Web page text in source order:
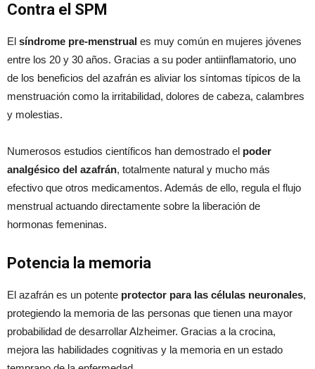
Contra el SPM
El síndrome pre-menstrual es muy común en mujeres jóvenes
entre los 20 y 30 años. Gracias a su poder antiinflamatorio, uno
de los beneficios del azafrán es aliviar los síntomas típicos de la
menstruación como la irritabilidad, dolores de cabeza, calambres
y molestias.
Numerosos estudios científicos han demostrado el poder
analgésico del azafrán, totalmente natural y mucho más
efectivo que otros medicamentos. Además de ello, regula el flujo
menstrual actuando directamente sobre la liberación de
hormonas femeninas.
Potencia la memoria
El azafrán es un potente protector para las células neuronales,
protegiendo la memoria de las personas que tienen una mayor
probabilidad de desarrollar Alzheimer. Gracias a la crocina,
mejora las habilidades cognitivas y la memoria en un estado